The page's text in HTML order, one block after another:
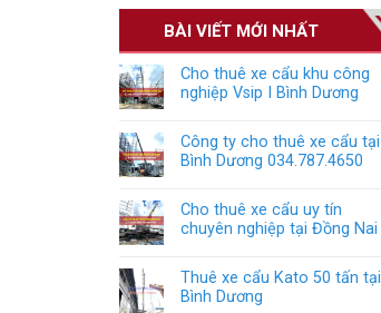
BÀI VIẾT MỚI NHẤT
Cho thuê xe cẩu khu công
nghiệp Vsip I Bình Dương
Công ty cho thuê xe cẩu tại
Bình Dương 034.787.4650
Cho thuê xe cẩu uy tín
chuyên nghiệp tại Đồng Nai
Thuê xe cẩu Kato 50 tấn tại
Bình Dương